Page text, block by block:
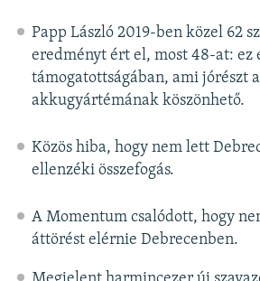
Papp László 2019-ben közel 62
eredményt ért el, most 48-at: ez
támogatottságában, ami jórészt
akkugyártémának köszönhető.
Közös hiba, hogy nem lett
ellenzéki összefogás.
A Momentum csalódott, hogy
áttörést elérnie Debrecenben.